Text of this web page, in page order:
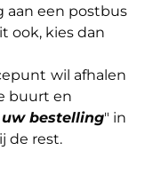
aan een postbus
ook, kies dan
wil afhalen
buurt en
bestelling" in
de rest.